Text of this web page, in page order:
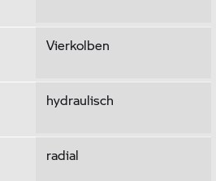
Vierkolben
hydraulisch
radial